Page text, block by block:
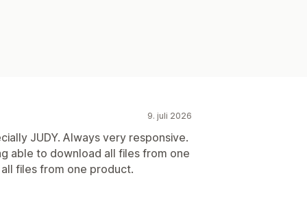
9. juli 2026
JUDY. Always very responsive.
able to download all files from one
files from one product.